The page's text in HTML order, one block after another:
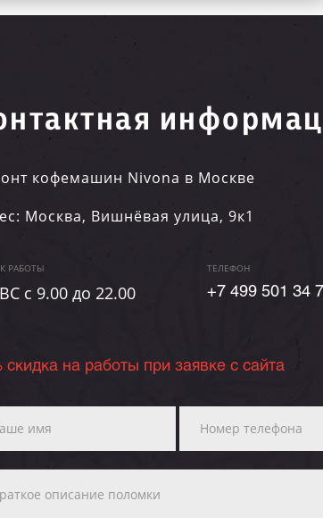
кофемашин Nivona в Москве
Москва, Вишнёвая улица, 9к1
РАБОТЫ
c 9.00 до 22.00
ТЕЛЕФОН
+7 499 501 34
скидка на работы при заявке с сайта